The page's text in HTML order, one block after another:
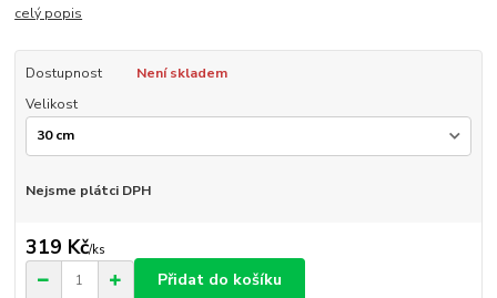
celý popis
Dostupnost
Není skladem
Velikost
Nejsme plátci DPH
319 Kč/ks
Přidat do košíku